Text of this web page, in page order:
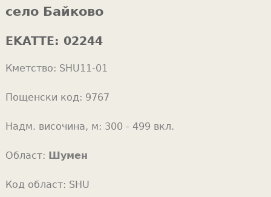
f
r
m
r
e
e
село Байково
EKATTE: 02244
Кметство: SHU11-01
Пощенски код: 9767
Надм. височина, м: 300 - 499 вкл.
Област: Шумен
Код област: SHU